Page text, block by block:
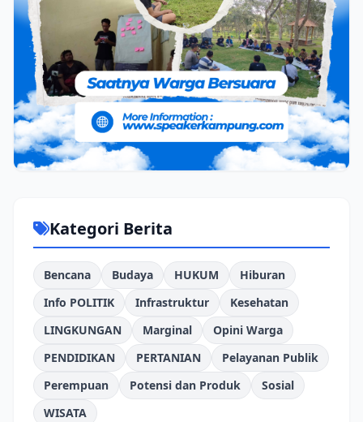
Kategori Berita
Bencana Budaya HUKUM
Hiburan
Info POLITIK
Infrastruktur
Kesehatan
LINGKUNGAN
Marginal
Opini Warga
PENDIDIKAN
PERTANIAN
Pelayanan Publik
Perempuan
Potensi dan Produk
Sosial
WISATA